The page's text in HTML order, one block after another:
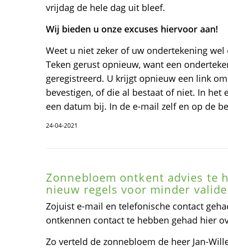
vrijdag de hele dag uit bleef.
Wij bieden u onze excuses hiervoor aan!
Weet u niet zeker of uw ondertekening
Teken gerust opnieuw, want een
geregistreerd. U krijgt opnieuw een link
bevestigen, of die al bestaat of niet. In het
een datum bij. In de e-mail zelf en op de
24-04-2021
Zonnebloem ontkent advies te
nieuw regels voor minder
Zojuist e-mail en telefonische contact
ontkennen contact te hebben gehad hier
Zo verteld de zonnebloem de heer Jan-